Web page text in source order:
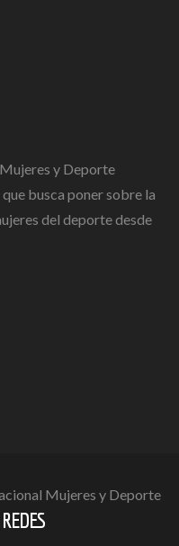
y Deporte
busca poner sobre la
del deporte desde
Mujeres y Deporte